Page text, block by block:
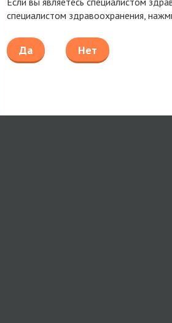
специалистом здравоохранения,
Да Нет